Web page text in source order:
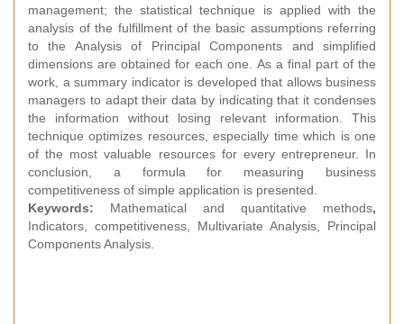
management; the statistical technique is applied with the
analysis of the fulfillment of the basic assumptions referring
to the Analysis of Principal Components and simplified
dimensions are obtained for each one. As a final part of the
work, a summary indicator is developed that allows business
managers to adapt their data by indicating that it condenses
the information without losing relevant information. This
technique optimizes resources, especially time which is one
of the most valuable resources for every entrepreneur. In
conclusion, a formula for measuring business
competitiveness of simple application is presented.
Keywords: Mathematical and quantitative methods,
Indicators, competitiveness, Multivariate Analysis, Principal
Components Analysis.